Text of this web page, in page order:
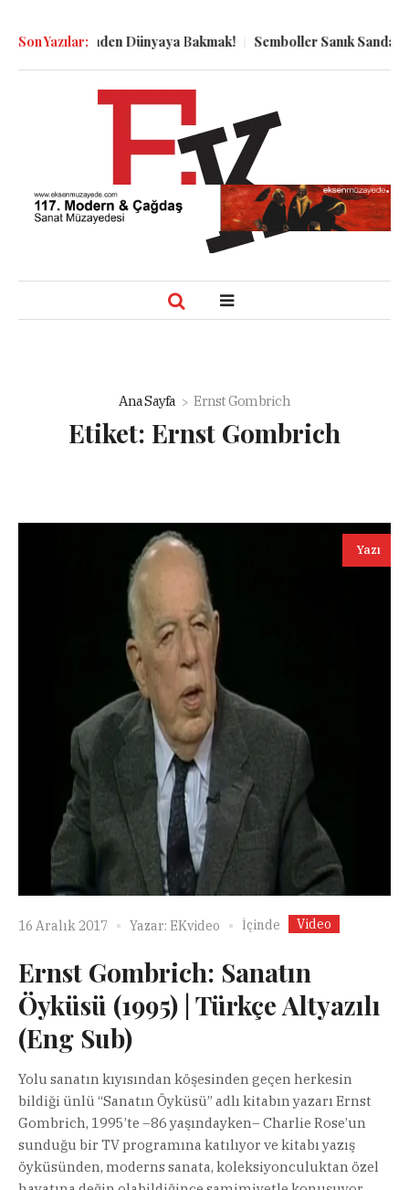
Son Yazılar:
Kuyu Dibinden Dünyaya Bakmak! Semboller Sanık
Ana Sayfa Ernst Gombrich
Etiket: Ernst Gombrich
Yazı
16 Aralık 2017 Yazar: EKvideo İçinde Video
Ernst Gombrich: Sanatın
Öyküsü (1995) | Türkçe Altyazılı
(Eng Sub)
Yolu sanatın kıyısından köşesinden geçen herkesin
bildiği ünlü “Sanatın Öyküsü” adlı kitabın yazarı Ernst
Gombrich, 1995’te –86 yaşındayken– Charlie Rose’un
sunduğu bir TV programına katılıyor ve kitabı yazış
öyküsünden, moderns sanata, koleksiyonculuktan özel